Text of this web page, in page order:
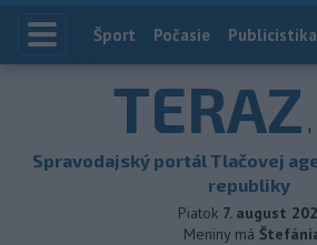
Index
Šport Počasie Publicistika
TERAZ
Spravodajský portál Tlačovej
republiky
Piatok 7. august
Meniny má